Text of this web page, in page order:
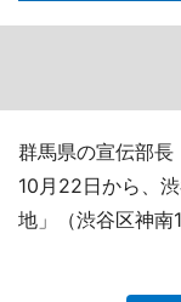
群馬県の宣伝部
10月22日から、
地」（渋谷区神南